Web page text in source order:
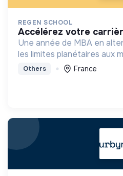
REGEN SCHOOL
accélérez votre
Une année de MBA en
les limites planétaires aux
marketing, finance et achats
Others France